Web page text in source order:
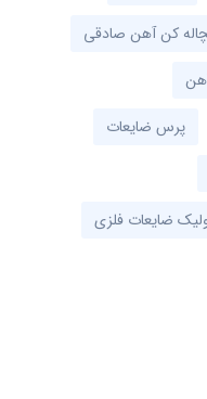
کن آهن صادقی
پرس ضایعات
ضایعات فلزی